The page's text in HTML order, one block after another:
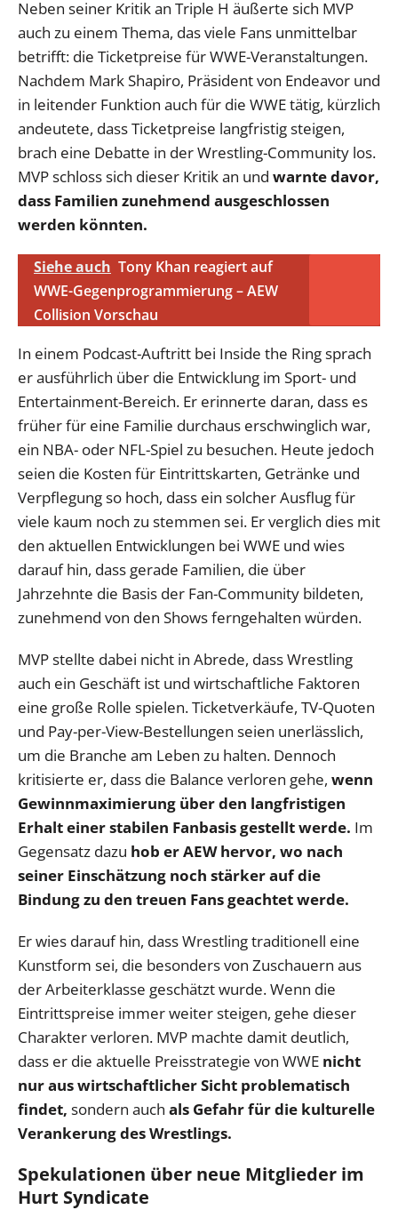
Neben seiner Kritik an Triple H äußerte sich MVP
auch zu einem Thema, das viele Fans unmittelbar
betrifft: die Ticketpreise für WWE-Veranstaltungen.
Nachdem Mark Shapiro, Präsident von Endeavor und
in leitender Funktion auch für die WWE tätig, kürzlich
andeutete, dass Ticketpreise langfristig steigen,
brach eine Debatte in der Wrestling-Community los.
MVP schloss sich dieser Kritik an und warnte davor,
dass Familien zunehmend ausgeschlossen
werden könnten.
Siehe auch Tony Khan reagiert auf
WWE-Gegenprogrammierung – AEW
Collision Vorschau
In einem Podcast-Auftritt bei Inside the Ring sprach
er ausführlich über die Entwicklung im Sport- und
Entertainment-Bereich. Er erinnerte daran, dass es
früher für eine Familie durchaus erschwinglich war,
ein NBA- oder NFL-Spiel zu besuchen. Heute jedoch
seien die Kosten für Eintrittskarten, Getränke und
Verpflegung so hoch, dass ein solcher Ausflug für
viele kaum noch zu stemmen sei. Er verglich dies mit
den aktuellen Entwicklungen bei WWE und wies
darauf hin, dass gerade Familien, die über
Jahrzehnte die Basis der Fan-Community bildeten,
zunehmend von den Shows ferngehalten würden.
MVP stellte dabei nicht in Abrede, dass Wrestling
auch ein Geschäft ist und wirtschaftliche Faktoren
eine große Rolle spielen. Ticketverkäufe, TV-Quoten
und Pay-per-View-Bestellungen seien unerlässlich,
um die Branche am Leben zu halten. Dennoch
kritisierte er, dass die Balance verloren gehe, wenn
Gewinnmaximierung über den langfristigen
Erhalt einer stabilen Fanbasis gestellt werde. Im
Gegensatz dazu hob er AEW hervor, wo nach
seiner Einschätzung noch stärker auf die
Bindung zu den treuen Fans geachtet werde.
Er wies darauf hin, dass Wrestling traditionell eine
Kunstform sei, die besonders von Zuschauern aus
der Arbeiterklasse geschätzt wurde. Wenn die
Eintrittspreise immer weiter steigen, gehe dieser
Charakter verloren. MVP machte damit deutlich,
dass er die aktuelle Preisstrategie von WWE nicht
nur aus wirtschaftlicher Sicht problematisch
findet, sondern auch als Gefahr für die kulturelle
Verankerung des Wrestlings.
Spekulationen über neue Mitglieder im
Hurt Syndicate